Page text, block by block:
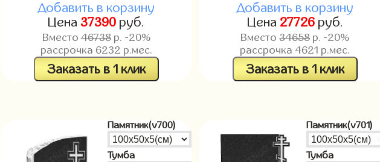
Добавить в корзину
Цена 37390 руб.
Вместо46738р. -20%
рассрочка 6232 р.мес.
Заказать в 1 клик
Добавить в корзину
Цена 27726руб.
Вместо34658р. -20%
рассрочка 4621 р.мес.
Заказать в 1 клик
Памятник(v700)
Тумба
Памятник(v701)
Тумба